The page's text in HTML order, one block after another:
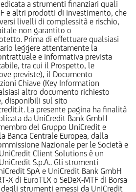
a strumenti finanziari quali
e altri prodotti di investimento, che
livelli di complessità e rischio,
non garantito o
Prima di effettuare qualsiasi
leggere attentamente la
e informativa prevista
tra cui il Prospetto, le
previste), il Documento
Chiave (Key Information
altro documento richiesto
disponibili sul sito
La presente pagina ha finalità
da UniCredit Bank GmbH
del Gruppo UniCredit e
Banca Centrale Europea, dalla
Nazionale per le Società e
Client Solutions è un
S.p.A.. Gli strumenti
SpA e UniCredit Bank GmbH
X di EuroTLX o SeDeX-MTF di Borsa
strumenti emessi da UniCredit